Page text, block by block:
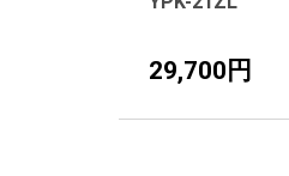
29,700円